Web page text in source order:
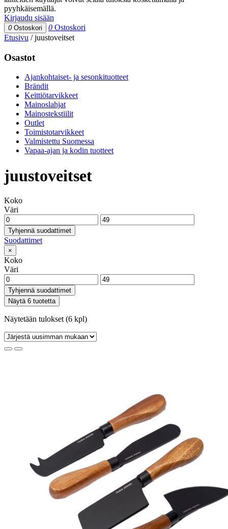
pyyhkäisemällä.
Kirjaudu sisään
0 Ostoskori 0 Ostoskori
Etusivu /juustoveitset
Osastot
Ajankohtaiset- ja sesonkituotteet
Brändit
Keittiötarvikkeet
Mainoslahjat
Mainostekstiilit
Outlet
Toimistotarvikkeet
Valmistettu Suomessa
Vapaa-ajan ja kodin tuotteet
juustoveitset
Koko
Väri
Tyhjennä suodattimet
Suodattimet
×
Koko
Väri
Tyhjennä suodattimet
Näytä 6 tuotetta
Näytetään tulokset (6 kpl)